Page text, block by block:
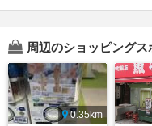
周辺のショッピングス
0.35km